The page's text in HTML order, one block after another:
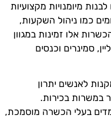
מיומנויות מקצועיות
כמו ניהול השקעות,
הכשרות אלו זמינות במגוון
סמינרים וכנסים
לאנשים יתרון
במשרות בכירות.
בעלי הכשרה מוסמכת,